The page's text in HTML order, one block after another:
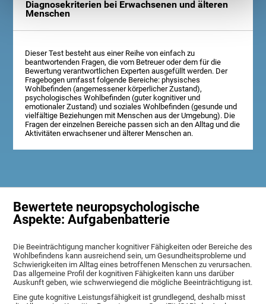
Diagnosekriterien bei Erwachsenen und älteren
Menschen
Dieser Test besteht aus einer Reihe von einfach zu
beantwortenden Fragen, die vom Betreuer oder dem für die
Bewertung verantwortlichen Experten ausgefüllt werden. Der
Fragebogen umfasst folgende Bereiche: physisches
Wohlbefinden (angemessener körperlicher Zustand),
psychologisches Wohlbefinden (guter kognitiver und
emotionaler Zustand) und soziales Wohlbefinden (gesunde und
vielfältige Beziehungen mit Menschen aus der Umgebung). Die
Fragen der einzelnen Bereiche passen sich an den Alltag und die
Aktivitäten erwachsener und älterer Menschen an.
Bewertete neuropsychologische
Aspekte: Aufgabenbatterie
Die Beeinträchtigung mancher kognitiver Fähigkeiten oder Bereiche des
Wohlbefindens kann ausreichend sein, um Gesundheitsprobleme und
Schwierigkeiten im Alltag eines betroffenen Menschen zu verursachen.
Das allgemeine Profil der kognitiven Fähigkeiten kann uns darüber
Auskunft geben, wie schwerwiegend die mögliche Beeinträchtigung ist.
Eine gute kognitive Leistungsfähigkeit ist grundlegend, deshalb misst